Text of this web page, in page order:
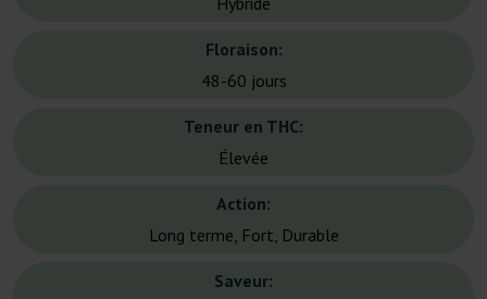
Floraison:
48-60 jours
Teneur en THC:
Élevée
Action:
Long terme, Fort, Durable
Saveur: